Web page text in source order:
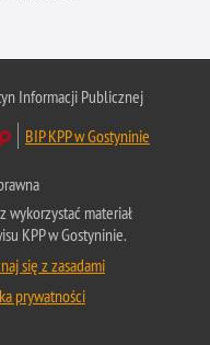
Informacji Publicznej
BIP KPP w Gostyninie
wykorzystać materiał
KPP w Gostyninie.
się z zasadami
prywatności